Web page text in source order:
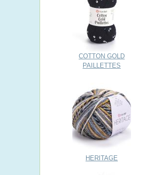
COTTON GOLD
PAILLETTES
HERITAGE